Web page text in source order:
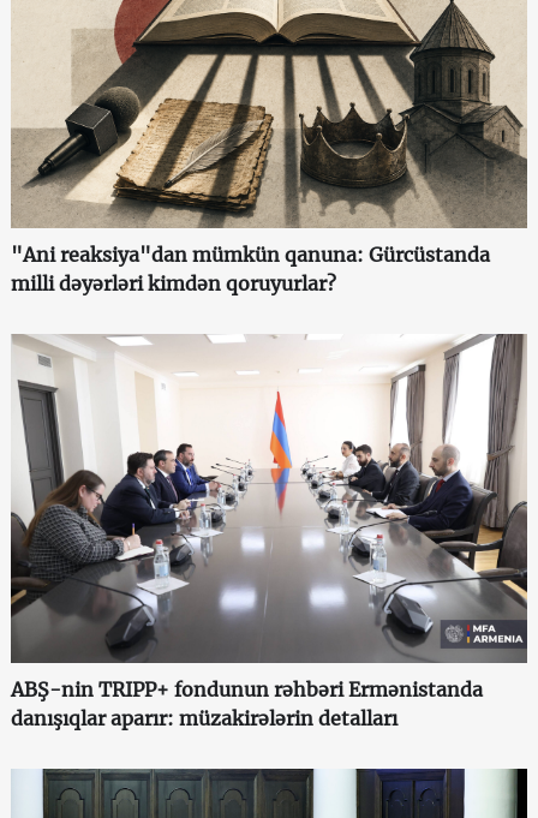
"Ani reaksiya"dan mümkün qanuna: Gürcüstanda
milli dəyərləri kimdən qoruyurlar?
ABŞ-nin TRIPP+ fondunun rəhbəri Ermənistanda
danışıqlar aparır: müzakirələrin detalları